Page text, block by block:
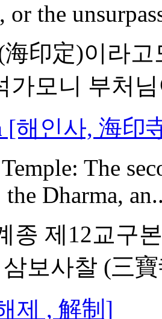
or the
印定)이라
가모니 부처
[해인사, 海印
The
Dharma,
종 제12교구
보사찰 (三
제 , 解制]